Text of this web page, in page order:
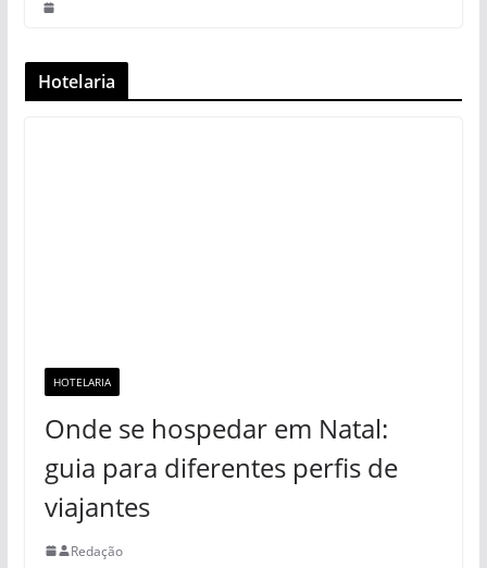
Hotelaria
HOTELARIA
Onde se hospedar em Natal:
guia para diferentes perfis de
viajantes
Redação